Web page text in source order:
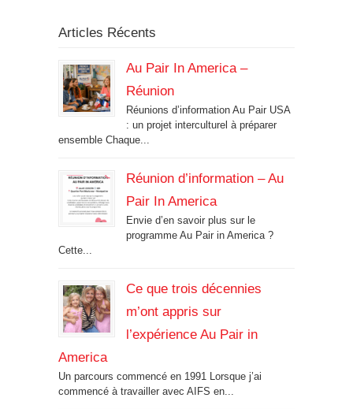
Articles Récents
Au Pair In America –
Réunion
Réunions d’information Au Pair USA
: un projet interculturel à préparer
ensemble Chaque...
Réunion d’information – Au
Pair In America
Envie d’en savoir plus sur le
programme Au Pair in America ?
Cette...
Ce que trois décennies
m’ont appris sur
l’expérience Au Pair in
America
Un parcours commencé en 1991 Lorsque j’ai
commencé à travailler avec AIFS en...